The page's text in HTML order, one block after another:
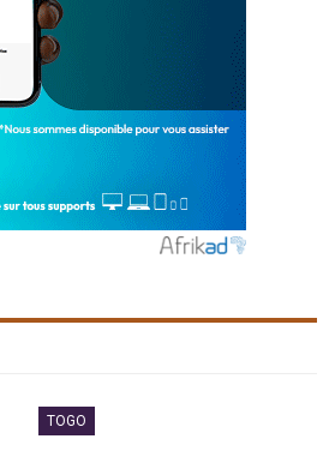
TOGO